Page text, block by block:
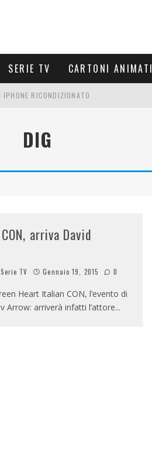
SERIE TV CARTONI ANIMATI
RICONDIZIONATO
DIG
arriva David
Serie TV Gennaio 19, 2015 0
Heart Italian CON, l’evento di
Arrow: arriverà infatti l’attore...